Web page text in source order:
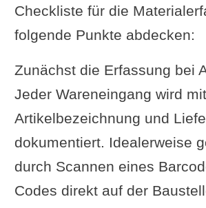
Checkliste für die
folgende Punkte abdecken:
Zunächst die Erfassung bei
Jeder Wareneingang wird
Artikelbezeichnung und
dokumentiert. Idealerweise
durch Scannen eines
Codes direkt auf der